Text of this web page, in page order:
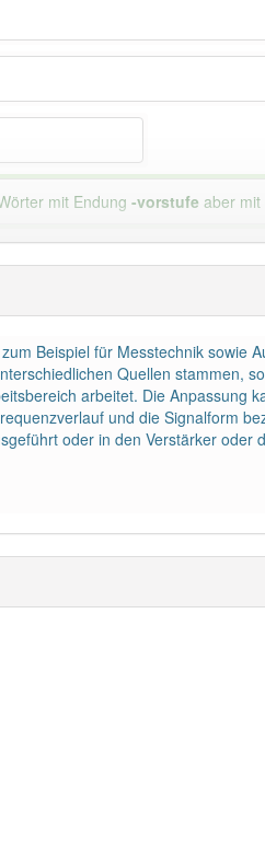
mit Endung-vorstufe aber
Beispiel für Messtechnik sowie
Quellen stammen,
arbeitet. Die Anpassung
und die Signalform
oder in den Verstärker oder